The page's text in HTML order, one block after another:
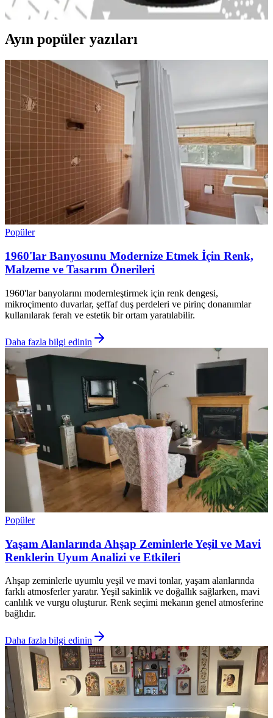
Pompalı kapakla pratik kullanım sağlar, etiketli tasarım güven verir.
Ayın popüler yazıları
Popüler
1960'lar Banyosunu Modernize Etmek İçin Renk,
Malzeme ve Tasarım Önerileri
1960'lar banyolarını modernleştirmek için renk dengesi,
mikroçimento duvarlar, şeffaf duş perdeleri ve pirinç donanımlar
kullanılarak ferah ve estetik bir ortam yaratılabilir.
Daha fazla bilgi edinin
Popüler
Yaşam Alanlarında Ahşap Zeminlerle Yeşil ve Mavi
Renklerin Uyum Analizi ve Etkileri
Ahşap zeminlerle uyumlu yeşil ve mavi tonlar, yaşam alanlarında
farklı atmosferler yaratır. Yeşil sakinlik ve doğallık sağlarken, mavi
canlılık ve vurgu oluşturur. Renk seçimi mekanın genel atmosferine
bağlıdır.
Daha fazla bilgi edinin